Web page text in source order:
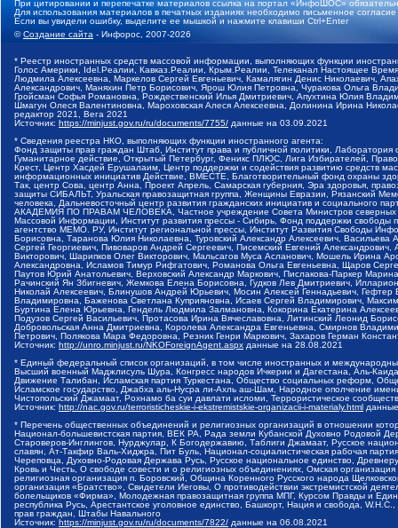
При цитировании и перепечатке материалов ссылка на портал «ИнфоШОС»
Для использования материалов в печатных изданиях необходимо письменное
Если вы увидели ошибку, выделите ее мышкой и нажмите клавиши Ctrl+Enter
©Создание сайта - Инфорос, 2007-2026
* Реестр иностранных средств массовой информации, выполняющих функции
Голос Америки, Idel.Реалии, Кавказ.Реалии, Крым.Реалии, Телеканал Настоящее
Людмила Алексеевна, Маркелов Сергей Евгеньевич, Камалягин Денис Николаевич,
Александрович, Маняхин Петр Борисович, Ярош Юлия Петровна, Чуракова Ольга
Гройсман Софья Романовна, Рождественский Илья Дмитриевич, Апухтина Юлия
Шмагун Олеся Валентиновна, Мароховская Алеся Алексеевна, Долинина Ирина
редактор 2021, Вега 2021
Источник: https://minjust.gov.ru/ru/documents/7755/ данные на 03.09.2021
* Сведения реестра НКО, выполняющих функции иностранного агента:
Фонд защиты прав граждан Штаб, Институт права и публичной политики,
Гуманитарное действие, Открытый Петербург, Феникс ПЛЮС, Лига Избирателей,
Крест, Центр Хасдей Ерушалаим, Центр поддержки и содействия развитию средств
информационных инициатив Действие, ВМЕСТЕ, Благотворительный фонд охраны
Так, центр Сова, центр Анна, Проект Апрель, Самарская губерния, Эра здоровья,
защиты СИБАЛЬТ, Уральская правозащитная группа, Женщины Евразии, Рязанский
человека, Дальневосточный центр развития гражданских инициатив и социального
АКАДЕМИЯ ПО ПРАВАМ ЧЕЛОВЕКА, Частное учреждение Совета Министров северных
Массовой Информации, Институт развития прессы - Сибирь, Фонд поддержки
агентство МЕМО. РУ, Институт региональной прессы, Институт Развития Свободы
Борисовна, Таранова Юлия Николаевна, Туровский Александр Алексеевич,
Сергей Георгиевич, Пивоваров Андрей Сергеевич, Писемский Евгений
Викторович, Шарипков Олег Викторович, Мальсагов Муса Асланович, Мошель Ирина
Александровна, Исламов Тимур Рифгатович, Романова Ольга Евгеньевна, Щаров
Паутов Юрий Анатольевич, Верховский Александр Маркович, Пислакова-Паркер
Рачинский Ян Збигневич, Жемкова Елена Борисовна, Гудков Лев Дмитриевич,
Николай Алексеевич, Блинушов Андрей Юрьевич, Мосин Алексей Геннадьевич,
Владимировна, Баженова Светлана Куприяновна, Исаев Сергей Владимирович,
Буртина Елена Юрьевна, Гендель Людмила Залмановна, Кокорина Екатерина
Подузов Сергей Васильевич, Протасова Ирина Вячеславовна, Литинский Леонид
Добровольская Анна Дмитриевна, Королева Александра Евгеньевна, Смирнов
Петрович, Полякова Мара Федоровна, Резник Генри Маркович, Захаров Герман
Источник: http://unro.minjust.ru/NKOForeignAgent.aspx данные на 28.08.2021
* Единый федеральный список организаций, в том числе иностранных и
Высший военный Маджлисуль Шура, Конгресс народов Ичкерии и Дагестана, Аль-
Движение Талибан, Исламская партия Туркестана, Общество социальных реформ,
Исламское государство, Джабха аль-Нусра ли-Ахль аш-Шам, Народное ополчение
Чистопольский Джамаат, Рохнамо ба суи давлати исломи, Террористическое
Источник: http://nac.gov.ru/terroristicheskie-i-ekstremistskie-organizacii-i-materialy.html
* Перечень общественных объединений и религиозных организаций в отношении
Национал-большевистская партия, ВЕК РА, Рада земли Кубанской Духовно Родовой
Староверов-Инглингов, Нурджулар, К Богодержавию, Таблиги Джамаат, Русское
славян, Ат-Такфир Валь-Хиджра, Пит Буль, Национал-социалистическая рабочая
Череповца, Духовно-Родовая Держава Русь, Русское национальное единство,
Кровь и Честь, О свободе совести и о религиозных объединениях, Омская
религиозная организация п. Боровский, Община Коренного Русского народа
организация «Братство», Свидетели Иеговы, О противодействии экстремистской
болельщиков «Фирма», Молодежная правозащитная группа МПГ, Курсом Правды и
республика Русь, Арестантское уголовное единство, Башкорт, Нация и свобода,
прав граждан, Штабы Навального
Источник: https://minjust.gov.ru/ru/documents/7822/ данные на 06.08.2021